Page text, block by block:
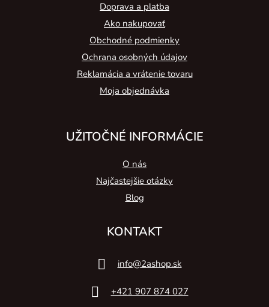
Doprava a platba
Ako nakupovať
Obchodné podmienky
Ochrana osobných údajov
Reklamácia a vrátenie tovaru
Moja objednávka
UŽITOČNÉ INFORMÁCIE
O nás
Najčastejšie otázky
Blog
KONTAKT
info@2ashop.sk
+421 907 874 027